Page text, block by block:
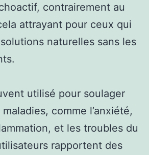
contrairement au
attrayant pour ceux qui
naturelles sans les
utilisé pour soulager
comme l’anxiété,
et les troubles du
rapportent des